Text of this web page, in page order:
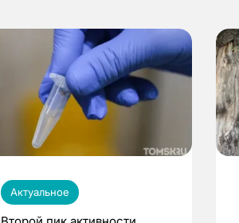
Актуальное